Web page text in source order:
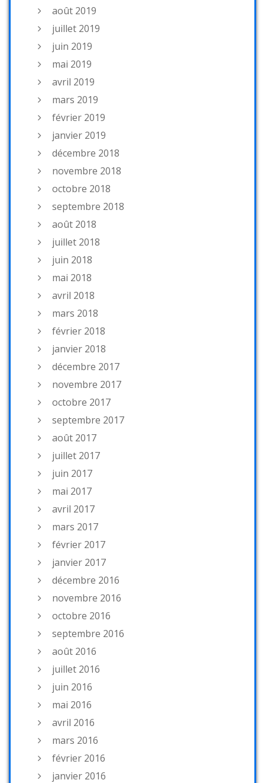
août 2019
juillet 2019
juin 2019
mai 2019
avril 2019
mars 2019
février 2019
janvier 2019
décembre 2018
novembre 2018
octobre 2018
septembre 2018
août 2018
juillet 2018
juin 2018
mai 2018
avril 2018
mars 2018
février 2018
janvier 2018
décembre 2017
novembre 2017
octobre 2017
septembre 2017
août 2017
juillet 2017
juin 2017
mai 2017
avril 2017
mars 2017
février 2017
janvier 2017
décembre 2016
novembre 2016
octobre 2016
septembre 2016
août 2016
juillet 2016
juin 2016
mai 2016
avril 2016
mars 2016
février 2016
janvier 2016